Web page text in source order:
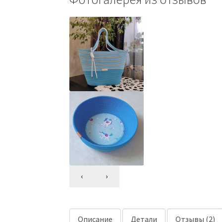
‹ ›
Описание Детали Отзывы (2)